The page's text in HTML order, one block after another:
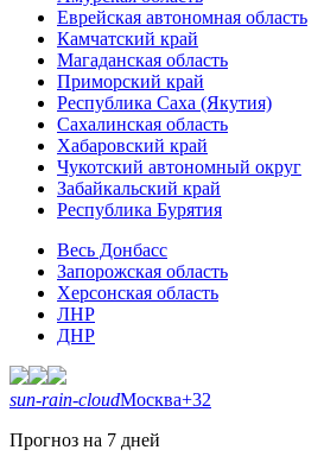
Еврейская автономная область
Камчатский край
Магаданская область
Приморский край
Республика Саха (Якутия)
Сахалинская область
Хабаровский край
Чукотский автономный округ
Забайкальский край
Республика Бурятия
Весь Донбасс
Запорожская область
Херсонская область
ЛНР
ДНР
sun-rain-cloudМосква+32
Прогноз на 7 дней